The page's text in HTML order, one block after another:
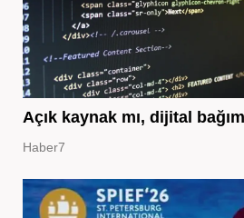
Açık kaynak mı, dijital
Haber7